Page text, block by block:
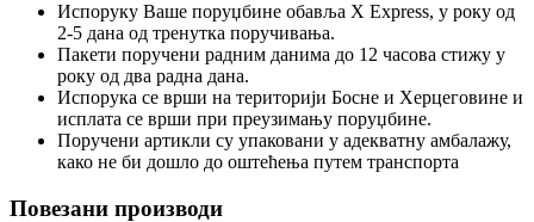
Испоруку Ваше поруџбине обавља X Express, у року од
2-5 дана од тренутка поручивања.
Пакети поручени радним данима до 12 часова стижу у
року од два радна дана.
Испорука се врши на територији Босне и Херцеговине и
исплата се врши при преузимању поруџбине.
Поручени артикли су упаковани у адекватну амбалажу,
како не би дошло до оштећења путем транспорта
Повезани производи